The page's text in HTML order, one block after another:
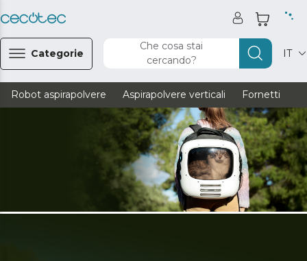
Categorie
Che cosa stai
cercando?
IT
Robot aspirapolvere Aspirapolvere verticali Fornetti